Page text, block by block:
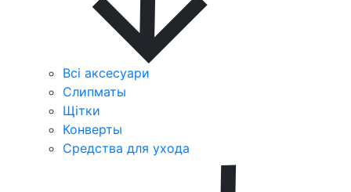
Всі аксесуари
Слипматы
Щітки
Конверты
Средства для ухода